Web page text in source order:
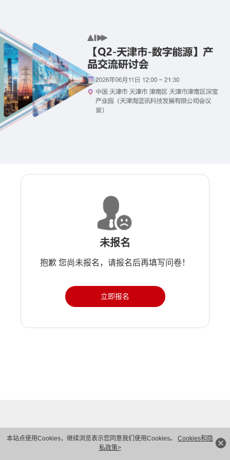
本站点使用Cookies，继续浏览表示您同意我们使用Cookies。 Cookies和隐
私政策>
未报名
抱歉 您尚未报名，请报名后再填写问卷！
立即报名